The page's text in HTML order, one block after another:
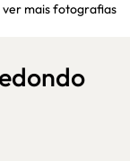
ver mais fotografias